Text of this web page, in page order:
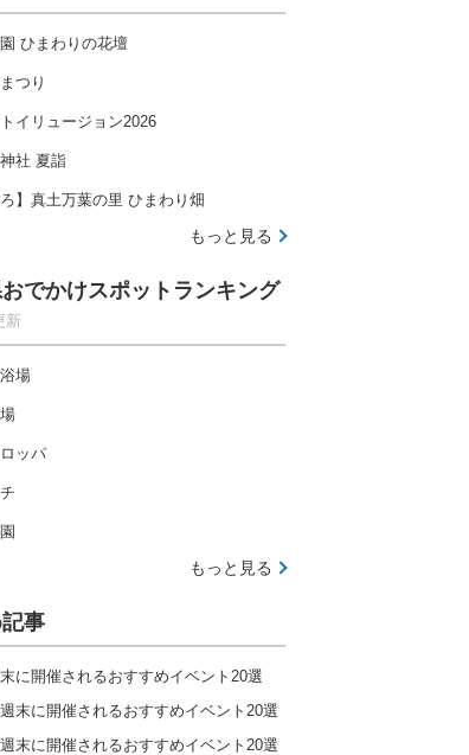
ひまわりの花壇
つり
イリュージョン2026
社 夏詣
ろ】真土万葉の里 ひまわり畑
もっと見る
でかけスポットランキング
新
場
ッパ
もっと見る
事
に開催されるおすすめイベント20選
末に開催されるおすすめイベント20選
末に開催されるおすすめイベント20選